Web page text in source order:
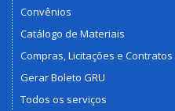
Convênios
Catálogo de Materiais
Compras, Licitações e Contratos
Gerar Boleto GRU
Todos os serviços